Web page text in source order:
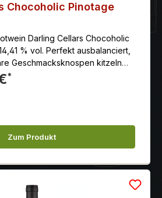
Chocoholic Pinotage
Darling Cellars Chocoholic
% vol. Perfekt ausbalanciert,
Geschmacksknospen kitzeln
und Länge des Geschmacks
*
Zum Produkt